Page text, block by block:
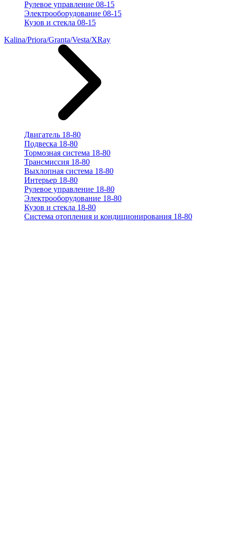
Рулевое управление 08-15
Электрооборудование 08-15
Кузов и стекла 08-15
Kalina/Priora/Granta/Vesta/XRay
Двигатель 18-80
Подвеска 18-80
Тормозная система 18-80
Трансмиссия 18-80
Выхлопная система 18-80
Интерьер 18-80
Рулевое управление 18-80
Электрооборудование 18-80
Кузов и стекла 18-80
Система отопления и кондиционирования 18-80